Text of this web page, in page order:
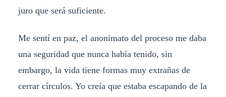
juro que será suficiente.
Me sentí en paz, el anonimato del proceso me daba
una seguridad que nunca había tenido, sin
embargo, la vida tiene formas muy extrañas de
cerrar círculos. Yo creía que estaba escapando de la